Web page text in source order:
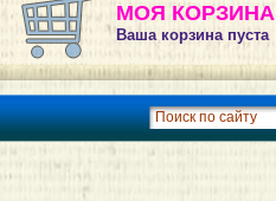
МОЯ КОРЗИНА
Ваша корзина пуста